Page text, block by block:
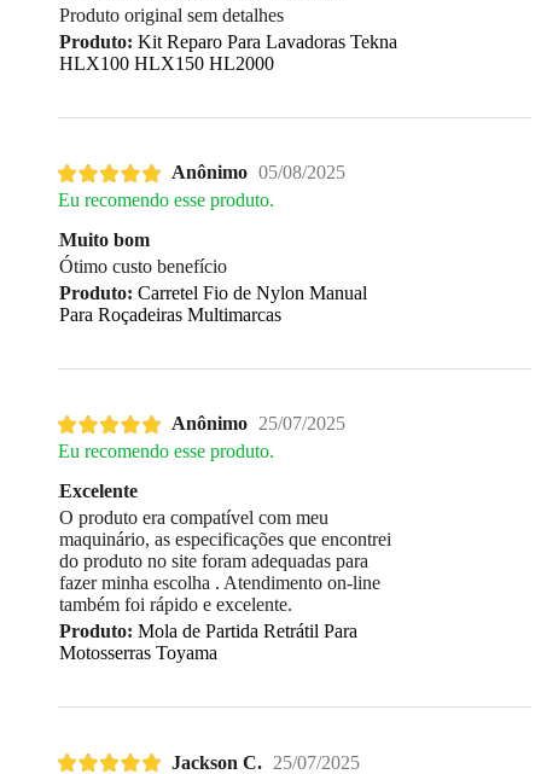
Produto original sem detalhes
Produto: Kit Reparo Para Lavadoras Tekna
HLX100 HLX150 HL2000
Anônimo 05/08/2025
Eu recomendo esse produto.
Muito bom
Ótimo custo benefício
Produto: Carretel Fio de Nylon Manual
Para Roçadeiras Multimarcas
Anônimo 25/07/2025
Eu recomendo esse produto.
Excelente
O produto era compatível com meu
maquinário, as especificações que encontrei
do produto no site foram adequadas para
fazer minha escolha . Atendimento on-line
também foi rápido e excelente.
Produto: Mola de Partida Retrátil Para
Motosserras Toyama
Jackson C. 25/07/2025